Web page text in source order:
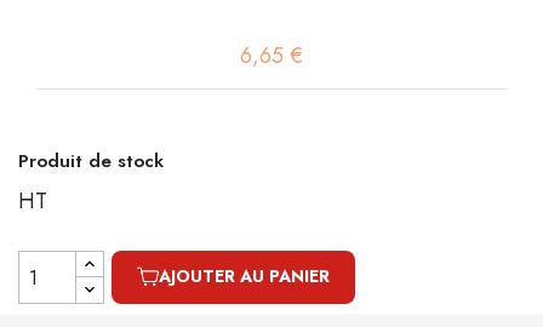
6,65 €
Produit de stock
HT
AJOUTER AU PANIER